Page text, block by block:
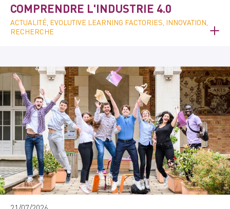
COMPRENDRE L'INDUSTRIE 4.0
ACTUALITÉ, EVOLUTIVE LEARNING FACTORIES, INNOVATION,
RECHERCHE